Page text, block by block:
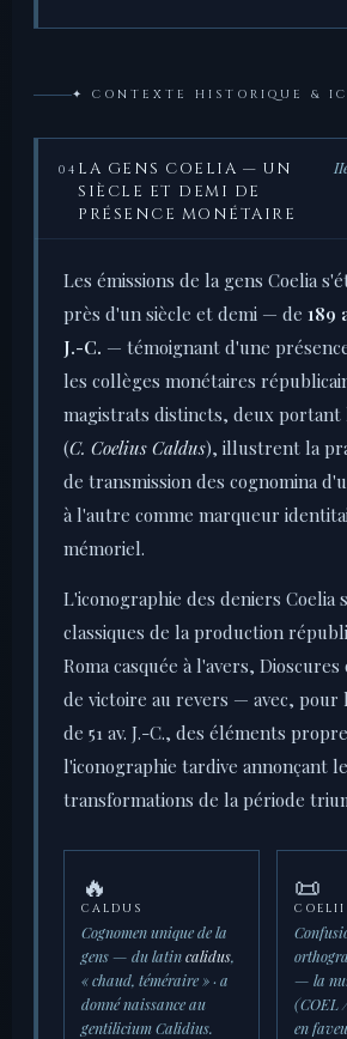
✦ CONTEXTE HISTORIQUE &
04 LA GENS COELIA — UN
SIÈCLE ET DEMI DE
PRÉSENCE MONÉTAIRE
Les émissions de la gens Coelia
près d'un siècle et demi — de 189
J.-C. — témoignant d'une
les collèges monétaires
magistrats distincts, deux portant
(C. Coelius Caldus), illustrent la
de transmission des cognomina
à l'autre comme marqueur
mémoriel.
L'iconographie des deniers Coelia
classiques de la production
Roma casquée à l'avers,
de victoire au revers — avec, pour
de 51 av. J.-C., des éléments
l'iconographie tardive annonçant
transformations de la période
🔥
CALDUS
Cognomen unique de la
gens — du latincalidus,
« chaud, téméraire » · a
donné naissance au
gentilicium Calidius.
📜
— la
(COEL
en